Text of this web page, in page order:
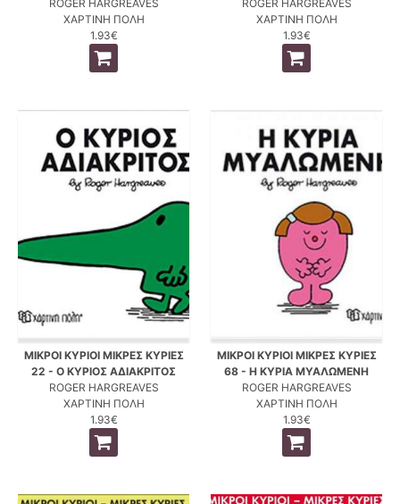
ROGER HARGREAVES
ΧΑΡΤΙΝΗ ΠΟΛΗ
1.93€
ROGER HARGREAVES
ΧΑΡΤΙΝΗ ΠΟΛΗ
1.93€
ΜΙΚΡΟΙ ΚΥΡΙΟΙ ΜΙΚΡΕΣ ΚΥΡΙΕΣ
22 - Ο ΚΥΡΙΟΣ ΑΔΙΑΚΡΙΤΟΣ
ROGER HARGREAVES
ΧΑΡΤΙΝΗ ΠΟΛΗ
1.93€
ΜΙΚΡΟΙ ΚΥΡΙΟΙ ΜΙΚΡΕΣ ΚΥΡΙΕΣ
68 - Η ΚΥΡΙΑ ΜΥΑΛΩΜΕΝΗ
ROGER HARGREAVES
ΧΑΡΤΙΝΗ ΠΟΛΗ
1.93€